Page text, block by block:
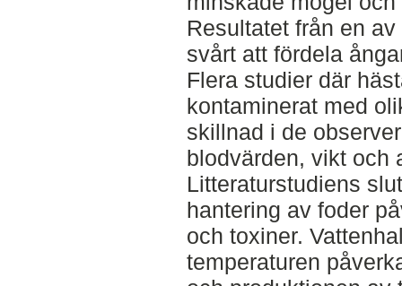
Resultatet från en
svårt att fördela
Flera studier där
kontaminerat med
skillnad i de
blodvärden, vikt och
Litteraturstudiens
hantering av foder
och toxiner.
temperaturen